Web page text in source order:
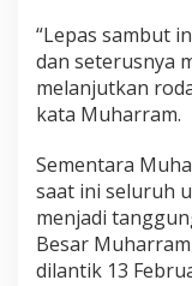
“Lepas sambut
dan seterusnya
melanjutkan
kata Muharram.
Sementara
saat ini seluruh
menjadi
Besar
dilantik 13